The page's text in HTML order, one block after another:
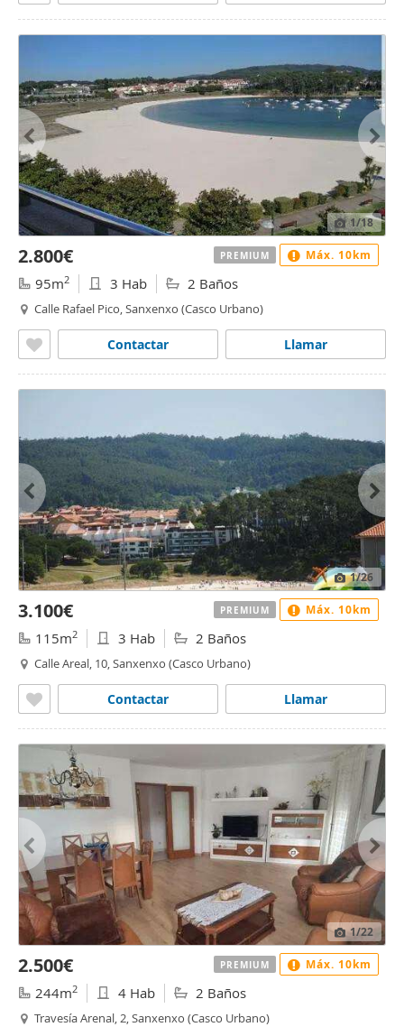
1/18
2.800€
95m2 3 Hab 2 Baños
Calle Rafael Pico, Sanxenxo (Casco Urbano)
Llamar
Contactar
PREMIUM Máx. 10km
1/26
3.100€
115m2 3 Hab 2 Baños
Calle Areal, 10, Sanxenxo (Casco Urbano)
Llamar
Contactar
PREMIUM Máx. 10km
1/22
2.500€
244m2 4 Hab 2 Baños
Travesía Arenal, 2, Sanxenxo (Casco Urbano)
PREMIUM Máx. 10km